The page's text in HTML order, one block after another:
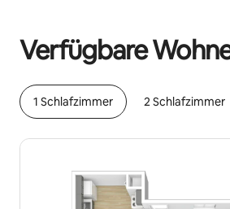
Verfügbare
1 Schlafzimmer 2 Schlafzimmer